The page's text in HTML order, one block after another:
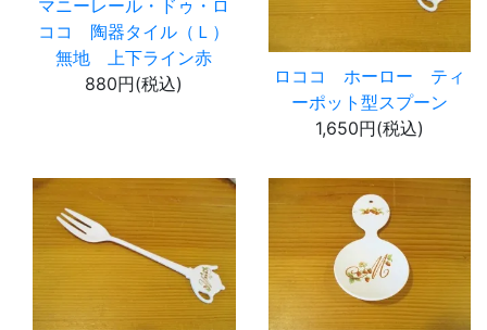
マニーレール・ドゥ・ロ
ココ 陶器タイル（Ｌ）
無地 上下ライン赤
880円(税込)
ロココ ホーロー ティ
ーポット型スプーン
1,650円(税込)